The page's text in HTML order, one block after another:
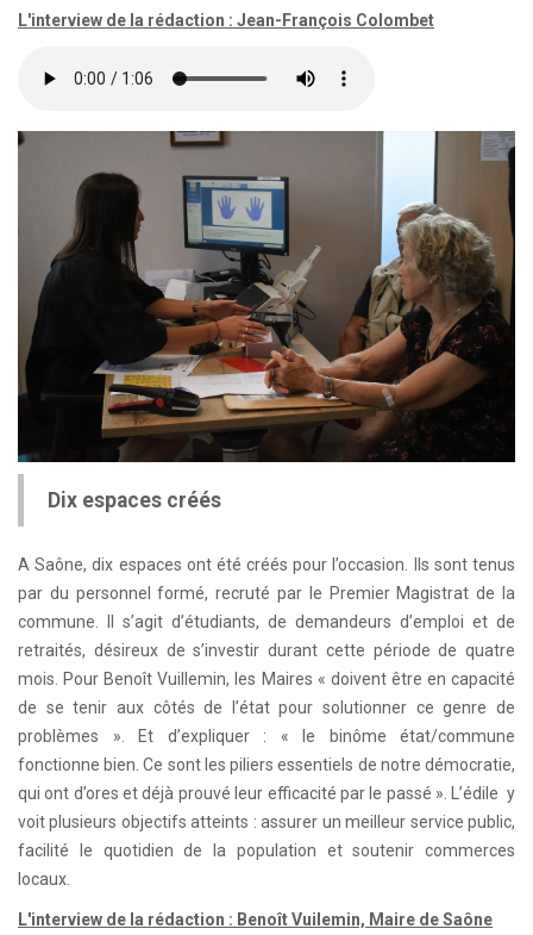
L'interview de la rédaction : Jean-François Colombet
Dix espaces créés
A Saône, dix espaces ont été créés pour l’occasion. Ils sont tenus
par du personnel formé, recruté par le Premier Magistrat de la
commune. Il s’agit d’étudiants, de demandeurs d’emploi et de
retraités, désireux de s’investir durant cette période de quatre
mois. Pour Benoît Vuillemin, les Maires « doivent être en capacité
de se tenir aux côtés de l’état pour solutionner ce genre de
problèmes ». Et d’expliquer : « le binôme état/commune
fonctionne bien. Ce sont les piliers essentiels de notre démocratie,
qui ont d’ores et déjà prouvé leur efficacité par le passé ». L’édile y
voit plusieurs objectifs atteints : assurer un meilleur service public,
facilité le quotidien de la population et soutenir commerces
locaux.
L'interview de la rédaction : Benoît Vuilemin, Maire de Saône